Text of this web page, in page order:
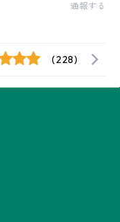
通報する
(228)